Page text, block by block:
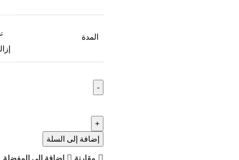
المدة
إضافة إلى السلة
مقارنة إضافة الى المفضلة